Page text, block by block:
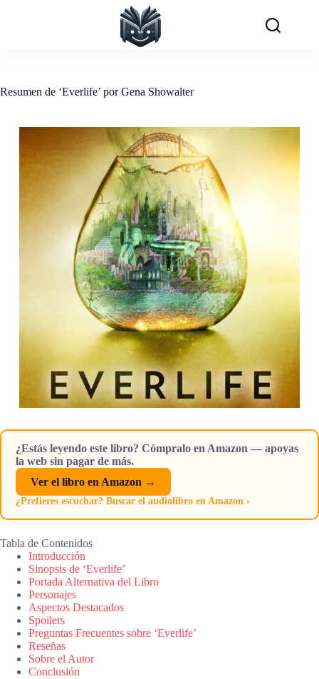
Resumen de ‘Everlife’ por Gena Showalter
¿Estás leyendo este libro? Cómpralo en Amazon — apoyas
la web sin pagar de más.
Ver el libro en Amazon →
¿Prefieres escuchar? Buscar el audiolibro en Amazon ›
Tabla de Contenidos
Introducción
Sinopsis de ‘Everlife’
Portada Alternativa del Libro
Personajes
Aspectos Destacados
Spoilers
Preguntas Frecuentes sobre ‘Everlife’
Reseñas
Sobre el Autor
Conclusión